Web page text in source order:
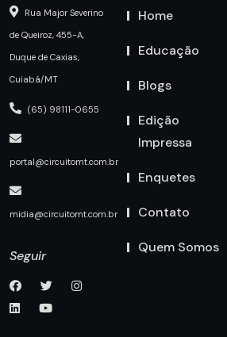
Rua Major Severino
de Queiroz, 455-A,
Duque de Caxias,
Cuiabá/MT
(65) 98111-0655
portal@circuitomt.com.br
midia@circuitomt.com.br
Seguir
Home
Educação
Blogs
Edição
Impressa
Enquetes
Contato
Quem Somos